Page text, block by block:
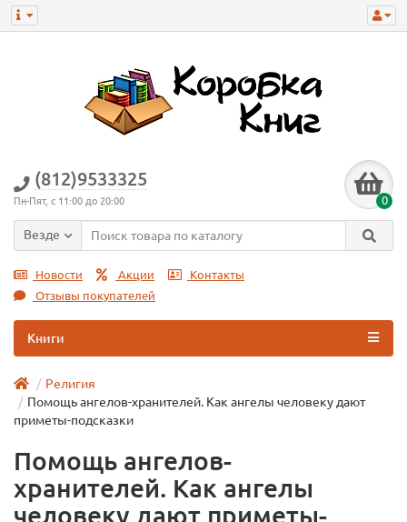
(812)9533325
Пн-Пят, с 11:00 до 20:00 0
Везде
Новости Акции
Контакты
Отзывы покупателей
Книги
Религия
Помощь ангелов-хранителей. Как ангелы человеку дают
приметы-подсказки
Помощь ангелов-
хранителей. Как ангелы
человеку дают приметы-